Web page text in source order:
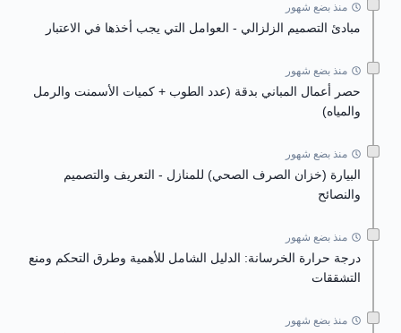
منذ بضع شهور
مبادئ التصميم الزلزالي - العوامل التي يجب أخذها في الاعتبار
منذ بضع شهور
حصر أعمال المباني بدقة (عدد الطوب + كميات الأسمنت والرمل
والمياه)
منذ بضع شهور
البيارة (خزان الصرف الصحي) للمنازل - التعريف والتصميم
والنصائح
منذ بضع شهور
درجة حرارة الخرسانة: الدليل الشامل للأهمية وطرق التحكم ومنع
التشققات
منذ بضع شهور